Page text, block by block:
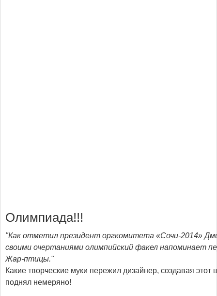
Олимпиада!!!
"Как отметил президент оргкомитета «Сочи-2014»
своими очертаниями олимпийский факел напоминает
Жар-птицы."
Какие творческие муки пережил дизайнер, создавая
поднял немеряно!